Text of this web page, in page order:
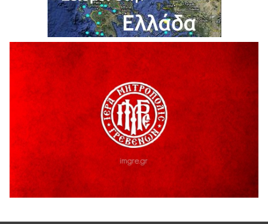
5 Αυγούστου 2026
Θερινό Σινεμά στο πλαίσιο του «Πολιτιστικού
Καλοκαιριού 2026» με την βραβευμένη ταινία «Μικρές
Ανάσες».
5 Αυγούστου 2026
Γρεβενά: Συνελήφθη 18χρονος αλλοδαπός, για κλοπή
εξοπλισμού γυμναστηρίου
ΑΗ ΛΑΟΣ | 5 Αυγούστου | Υπαίθριο Θέατρο “Καστράκι”,
41η Γιορτή Κρασιού στο Τρίκωμο – «Γιορτή Παράδοσης»
5 Αυγούστου 2026